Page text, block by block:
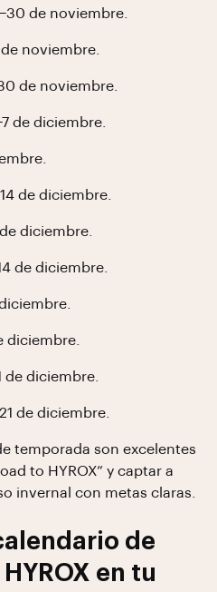
de noviembre.
noviembre.
de noviembre.
de diciembre.
de diciembre.
diciembre.
de diciembre.
diciembre.
de diciembre.
de diciembre.
temporada son excelentes
to HYROX” y captar a
invernal con metas claras.
de
en tu